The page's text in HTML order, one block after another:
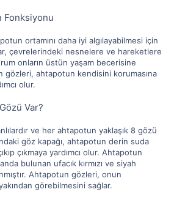
Fonksiyonu
ortamını daha iyi algılayabilmesi için
çevrelerindeki nesnelere ve hareketlere
onların üstün yaşam becerisine
gözleri, ahtapotun kendisini korumasına
olur.
Var?
ve her ahtapotun yaklaşık 8 gözü
göz kapağı, ahtapotun derin suda
çıkmaya yardımcı olur. Ahtapotun
bulunan ufacık kırmızı ve siyah
Ahtapotun gözleri, onun
görebilmesini sağlar.